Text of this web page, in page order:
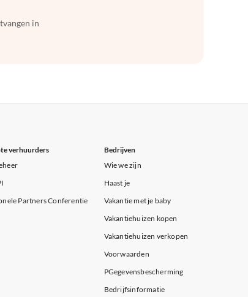
in
verhuurders
Partners Conferentie
Bedrijven
Wie we zijn
Haast je
Vakantie met je baby
Vakantiehuizen kopen
Vakantiehuizen verkopen
Voorwaarden
PGegevensbescherming
Bedrijfsinformatie